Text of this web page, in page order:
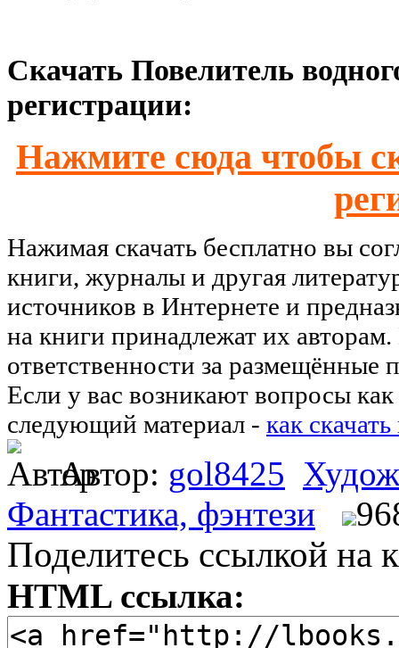
Скачать Повелитель
регистрации:
Нажмите сюда чтобы
Нажимая скачать бесплатно вы
книги, журналы и другая
источников в Интернете и
на книги принадлежат их
ответственности за размещённые
Если у вас возникают вопросы как
следующий материал - как
Автор: gol8425
Фантастика, фэнтези
Поделитесь ссылкой на
HTML ссылка: